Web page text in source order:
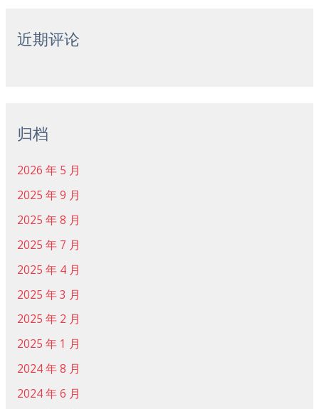
近期评论
归档
2026 年 5 月
2025 年 9 月
2025 年 8 月
2025 年 7 月
2025 年 4 月
2025 年 3 月
2025 年 2 月
2025 年 1 月
2024 年 8 月
2024 年 6 月